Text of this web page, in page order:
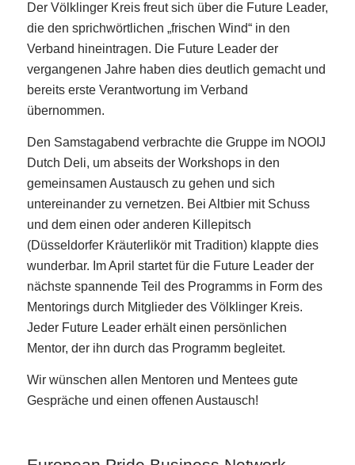
Der Völklinger Kreis freut sich über die Future Leader,
die den sprichwörtlichen „frischen Wind“ in den
Verband hineintragen. Die Future Leader der
vergangenen Jahre haben dies deutlich gemacht und
bereits erste Verantwortung im Verband
übernommen.
Den Samstagabend verbrachte die Gruppe im NOOIJ
Dutch Deli, um abseits der Workshops in den
gemeinsamen Austausch zu gehen und sich
untereinander zu vernetzen. Bei Altbier mit Schuss
und dem einen oder anderen Killepitsch
(Düsseldorfer Kräuterlikör mit Tradition) klappte dies
wunderbar. Im April startet für die Future Leader der
nächste spannende Teil des Programms in Form des
Mentorings durch Mitglieder des Völklinger Kreis.
Jeder Future Leader erhält einen persönlichen
Mentor, der ihn durch das Programm begleitet.
Wir wünschen allen Mentoren und Mentees gute
Gespräche und einen offenen Austausch!